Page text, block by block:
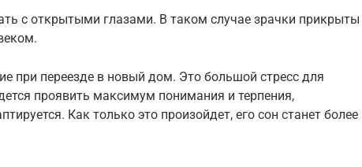
с открытыми глазами. В таком случае зрачки прикрыты
при переезде в новый дом. Это большой стресс для
проявить максимум понимания и терпения,
Как только это произойдет, его сон станет более